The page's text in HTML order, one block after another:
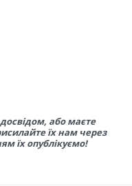
або маєте
їх нам через
їх опублікуємо!